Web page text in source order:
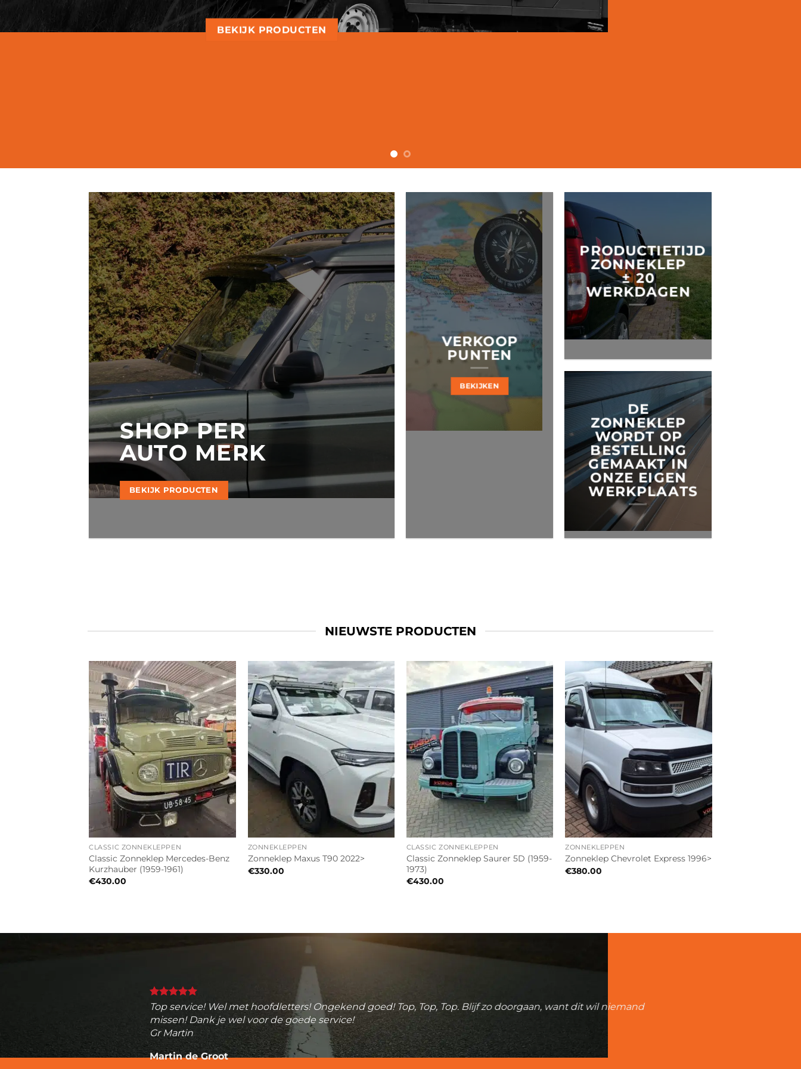
BEKIJK PRODUCTEN
SHOP PER
AUTO MERK
BEKIJK PRODUCTEN
VERKOOP
PUNTEN
BEKIJKEN
PRODUCTIETIJD
ZONNEKLEP
± 20
WERKDAGEN
DE
ZONNEKLEP
WORDT OP
BESTELLING
GEMAAKT IN
ONZE EIGEN
WERKPLAATS
NIEUWSTE PRODUCTEN
CLASSIC ZONNEKLEPPEN
Classic Zonneklep Mercedes-Benz
Kurzhauber (1959-1961)
€430.00
ZONNEKLEPPEN
Zonneklep Maxus T90 2022>
€330.00
CLASSIC ZONNEKLEPPEN
Classic Zonneklep Saurer 5D (1959-
1973)
€430.00
ZONNEKLEPPEN
Zonneklep Chevrolet Express 1996>
€380.00
Top service! Wel met hoofdletters! Ongekend goed! Top, Top, Top. Blijf zo doorgaan, want dit wil niemand
missen! Dank je wel voor de goede service!
Gr Martin
Martin de Groot